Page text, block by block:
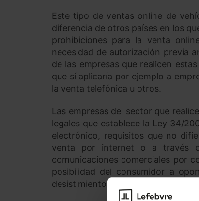
Este tipo de ventas online de
diferencia de otros países en los
prohibiciones para la venta
necesidad de autorización previa
de las empresas que realicen
que sí aplicaría por ejemplo a
la venta telefónica u otros.
Las empresas del sector que
legales que establece la Ley 34/
electrónico, requisitos que no
venta por internet o a través
comunicaciones comerciales por
posibilidad del consumidor a
desistimiento de la compra del